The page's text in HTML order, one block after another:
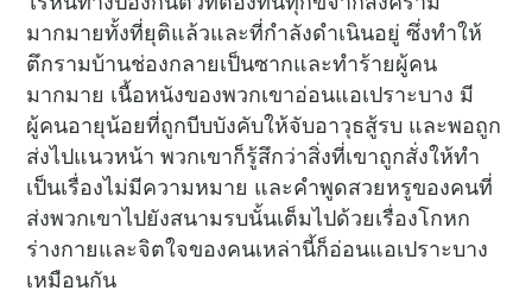
มากมายทั้งที่ยุติแล้วและที่กำลังดำเนินอยู่ ซึ่งทำให้
ตึกรามบ้านช่องกลายเป็นซากและทำร้ายผู้คน
มากมาย เนื้อหนังของพวกเขาอ่อนแอเปราะบาง มี
ผู้คนอายุน้อยที่ถูกบีบบังคับให้จับอาวุธสู้รบ และพอถูก
ส่งไปแนวหน้า พวกเขาก็รู้สึกว่าสิ่งที่เขาถูกสั่งให้ทำ
เป็นเรื่องไม่มีความหมาย และคำพูดสวยหรูของคนที่
ส่งพวกเขาไปยังสนามรบนั้นเต็มไปด้วยเรื่องโกหก
ร่างกายและจิตใจของคนเหล่านี้ก็อ่อนแอเปราะบาง
เหมือนกัน